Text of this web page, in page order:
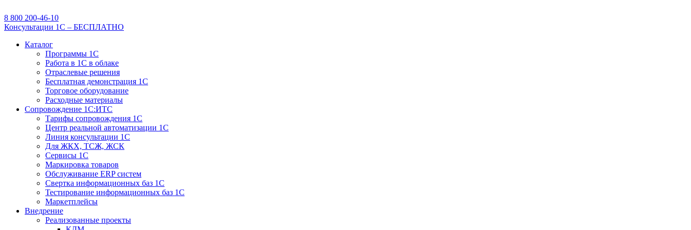
8 800 200-46-10
Консультации 1С – БЕСПЛАТНО
Каталог
Программы 1С
Работа в 1С в облаке
Отраслевые решения
Бесплатная демонстрация 1С
Торговое оборудование
Расходные материалы
Сопровождение 1С:ИТС
Тарифы сопровождения 1С
Центр реальной автоматизации 1С
Линия консультации 1С
Для ЖКХ, ТСЖ, ЖСК
Сервисы 1С
Маркировка товаров
Обслуживание ERP систем
Свертка информационных баз 1С
Тестирование информационных баз 1С
Маркетплейсы
Внедрение
Реализованные проекты